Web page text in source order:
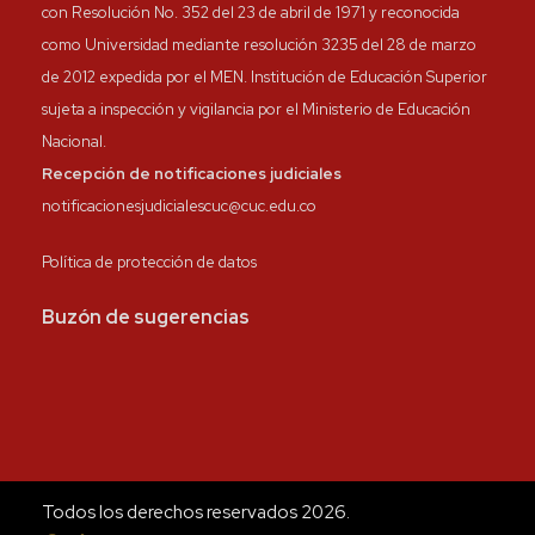
con Resolución No. 352 del 23 de abril de 1971 y reconocida
como Universidad mediante resolución 3235 del 28 de marzo
de 2012 expedida por el MEN. Institución de Educación Superior
sujeta a inspección y vigilancia por el Ministerio de Educación
Nacional.
Recepción de notificaciones judiciales
notificacionesjudicialescuc@cuc.edu.co
Política de protección de datos
Buzón de sugerencias
Todos los derechos reservados 2026.